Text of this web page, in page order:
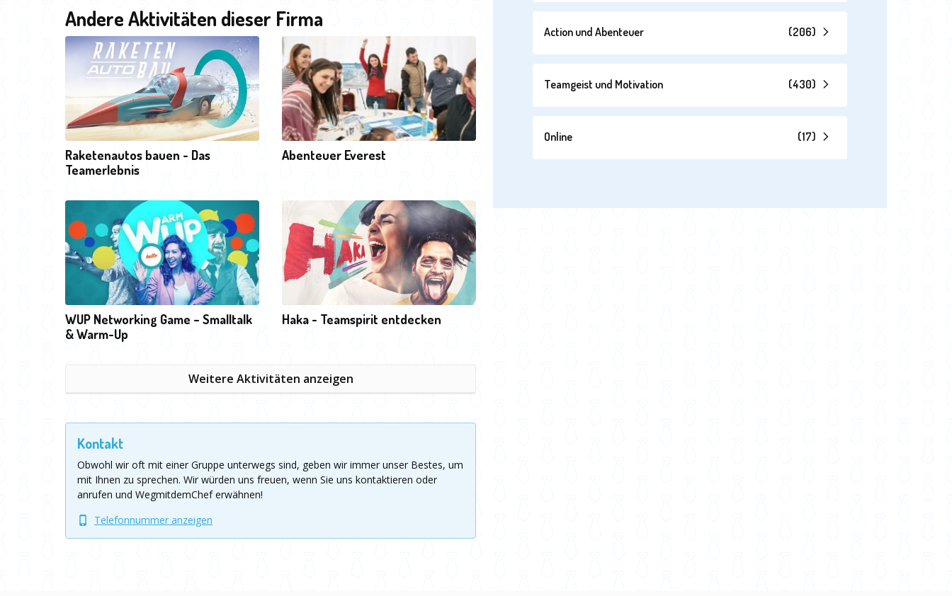
Andere Aktivitäten dieser Firma
Raketenautos bauen - Das
Teamerlebnis
Abenteuer Everest
WUP Networking Game – Smalltalk
& Warm-Up
Haka - Teamspirit entdecken
Weitere Aktivitäten anzeigen
Kontakt
Obwohl wir oft mit einer Gruppe unterwegs sind, geben wir immer unser Bestes, um
mit Ihnen zu sprechen. Wir würden uns freuen, wenn Sie uns kontaktieren oder
anrufen und WegmitdemChef erwähnen!
Telefonnummer anzeigen
Action und Abenteuer (206)
Teamgeist und Motivation (430)
Online (17)